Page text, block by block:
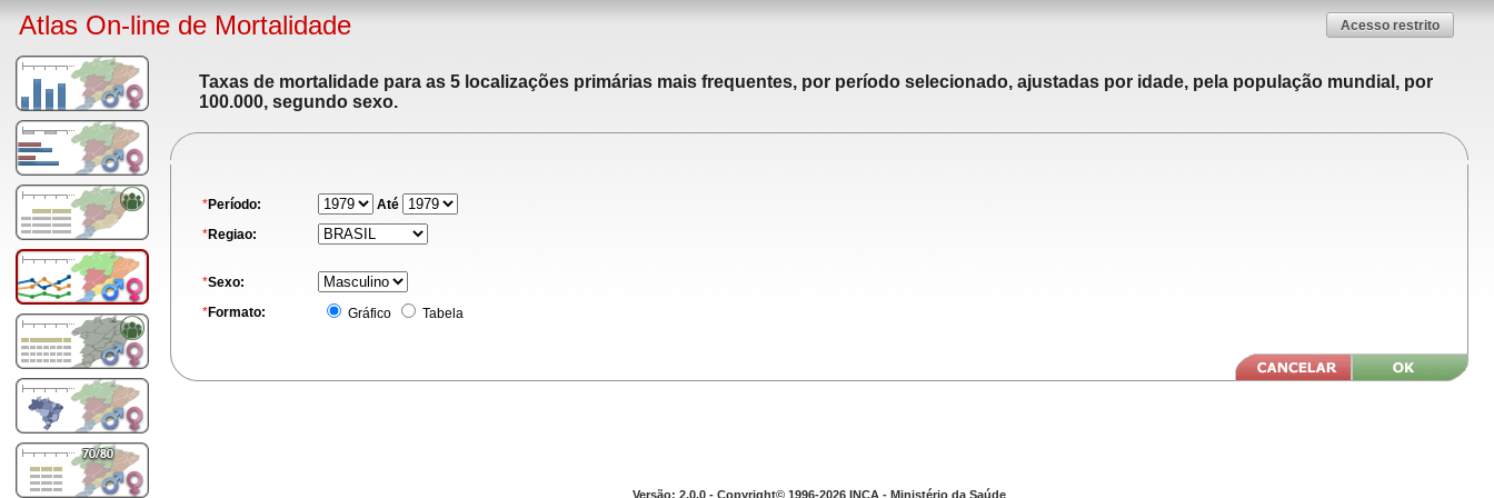
Atlas On-line de Mortalidade Acesso restrito
Taxas de mortalidade para as 5 localizações primárias mais frequentes, por período selecionado, ajustadas por idade, pela população mundial, por
100.000, segundo sexo.
*Período:
Até
*Regiao:
*Sexo:
*Formato: Gráfico Tabela
Versão: 2.0.0 - Copyright© 1996-2026 INCA - Ministério da Saúde